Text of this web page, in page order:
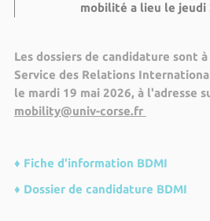
mobilité a lieu le jeudi
Les dossiers de candidature sont
Service des Relations
le mardi 19 mai 2026, à l'adresse
mobility@univ-corse.fr
♦ Fiche d'information BDMI
♦ Dossier de candidature BDMI